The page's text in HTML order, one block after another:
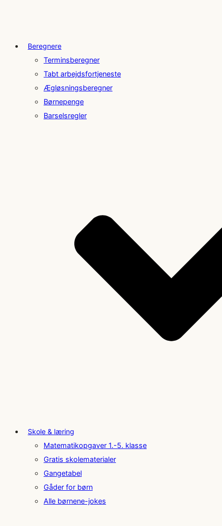
Beregnere
Terminsberegner
Tabt arbejdsfortjeneste
Ægløsningsberegner
Børnepenge
Barselsregler
Skole & læring
Matematikopgaver 1.-5. klasse
Gratis skolematerialer
Gangetabel
Gåder for børn
Alle børnene-jokes